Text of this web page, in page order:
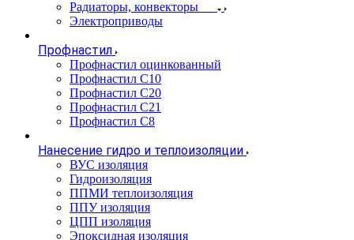
Радиаторы, конвекторы
Электроприводы
Профнастил
Профнастил оцинкованный
Профнастил С10
Профнастил С20
Профнастил С21
Профнастил С8
Нанесение гидро и теплоизоляции
ВУС изоляция
Гидроизоляция
ППМИ теплоизоляция
ППУ изоляция
ЦПП изоляция
Эпоксидная изоляция